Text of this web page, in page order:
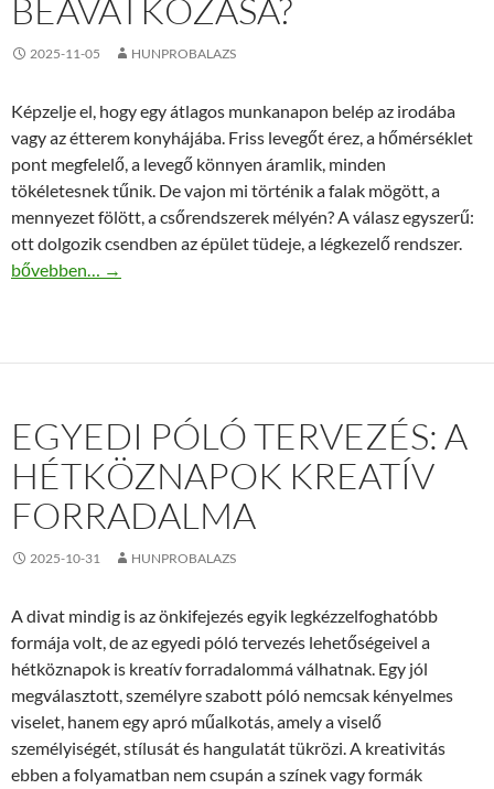
BEAVATKOZÁSA?
2025-11-05 HUNPROBALAZS
Képzelje el, hogy egy átlagos munkanapon belép az irodába
vagy az étterem konyhájába. Friss levegőt érez, a hőmérséklet
pont megfelelő, a levegő könnyen áramlik, minden
tökéletesnek tűnik. De vajon mi történik a falak mögött, a
mennyezet fölött, a csőrendszerek mélyén? A válasz egyszerű:
ott dolgozik csendben az épület tüdeje, a légkezelő rendszer.
Miért kiemelten fontos a légkezelő karbantartó rendszeres
bővebben… →
EGYEDI PÓLÓ TERVEZÉS: A
HÉTKÖZNAPOK KREATÍV
FORRADALMA
2025-10-31 HUNPROBALAZS
A divat mindig is az önkifejezés egyik legkézzelfoghatóbb
formája volt, de az egyedi póló tervezés lehetőségeivel a
hétköznapok is kreatív forradalommá válhatnak. Egy jól
megválasztott, személyre szabott póló nemcsak kényelmes
viselet, hanem egy apró műalkotás, amely a viselő
személyiségét, stílusát és hangulatát tükrözi. A kreativitás
ebben a folyamatban nem csupán a színek vagy formák